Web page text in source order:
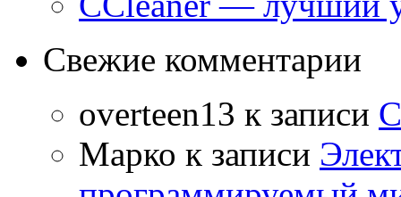
Свежие комментарии
overteen13 к записи
Марко к записи